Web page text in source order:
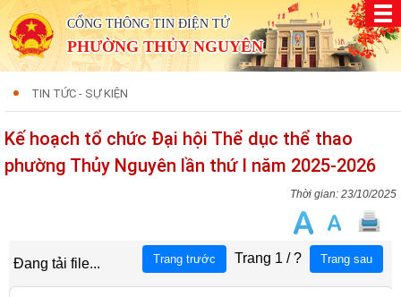
CỔNG THÔNG TIN ĐIỆN TỬ
PHƯỜNG THỦY NGUYÊN
TIN TỨC - SỰ KIỆN
Kế hoạch tổ chức Đại hội Thể dục thể thao
phường Thủy Nguyên lần thứ I năm 2025-2026
23/10/2025